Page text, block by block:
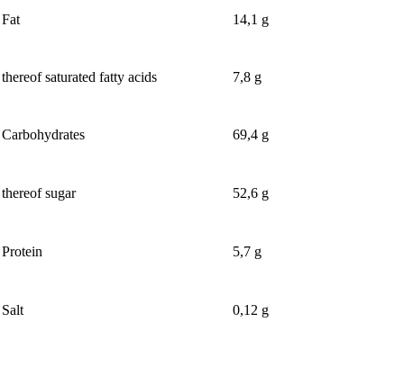
Fat 14,1 g
thereof saturated fatty acids 7,8 g
Carbohydrates 69,4 g
thereof sugar 52,6 g
Protein 5,7 g
Salt 0,12 g